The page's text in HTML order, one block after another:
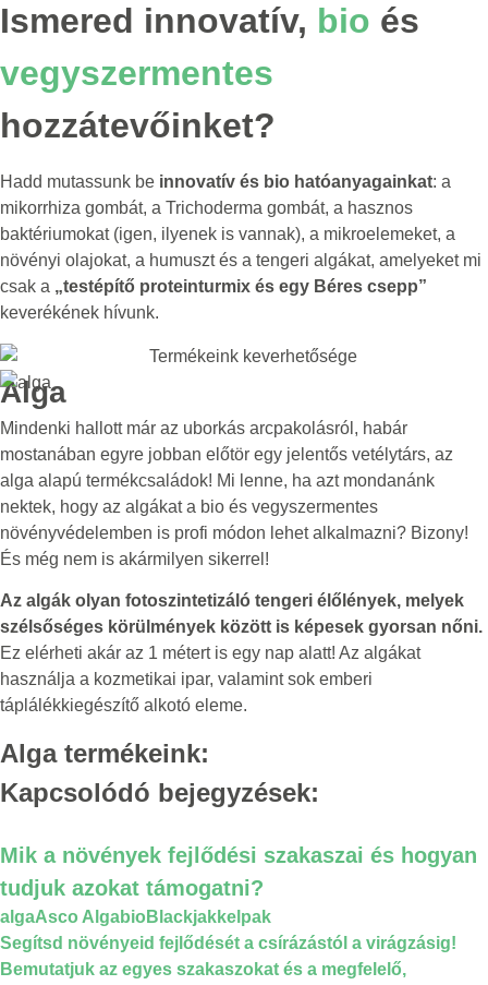
Ismered innovatív, bio és
vegyszermentes
hozzátevőinket?
Hadd mutassunk be innovatív és bio hatóanyagainkat: a
mikorrhiza gombát, a Trichoderma gombát, a hasznos
baktériumokat (igen, ilyenek is vannak), a mikroelemeket, a
növényi olajokat, a humuszt és a tengeri algákat, amelyeket mi
csak a „testépítő proteinturmix és egy Béres csepp”
keverékének hívunk.
Alga
Mindenki hallott már az uborkás arcpakolásról, habár
mostanában egyre jobban előtör egy jelentős vetélytárs, az
alga alapú termékcsaládok! Mi lenne, ha azt mondanánk
nektek, hogy az algákat a bio és vegyszermentes
növényvédelemben is profi módon lehet alkalmazni? Bizony!
És még nem is akármilyen sikerrel!
Az algák olyan fotoszintetizáló tengeri élőlények, melyek
szélsőséges körülmények között is képesek gyorsan nőni.
Ez elérheti akár az 1 métert is egy nap alatt! Az algákat
használja a kozmetikai ipar, valamint sok emberi
táplálékkiegészítő alkotó eleme.
Alga termékeink:
Kapcsolódó bejegyzések:
Mik a növények fejlődési szakaszai és hogyan
tudjuk azokat támogatni?
algaAsco Algabio Blackjakkelpak
Segítsd növényeid fejlődését a csírázástól a virágzásig!
Bemutatjuk az egyes szakaszokat és a megfelelő,